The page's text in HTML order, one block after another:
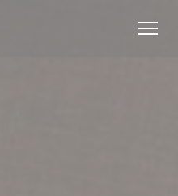
de cookies